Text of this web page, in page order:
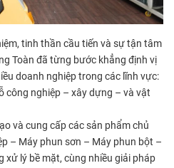
tinh thần cầu tiến và sự tận tâm
Toàn đã từng bước khẳng định vị
doanh nghiệp trong các lĩnh vực:
công nghiệp – xây dựng – và vật
và cung cấp các sản phẩm chủ
– Máy phun sơn – Máy phun bột –
xử lý bề mặt, cùng nhiều giải pháp